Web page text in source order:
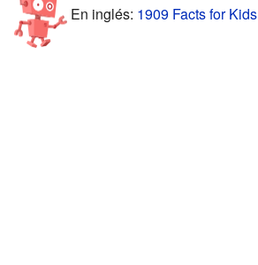
En inglés: 1909 Facts for Kids